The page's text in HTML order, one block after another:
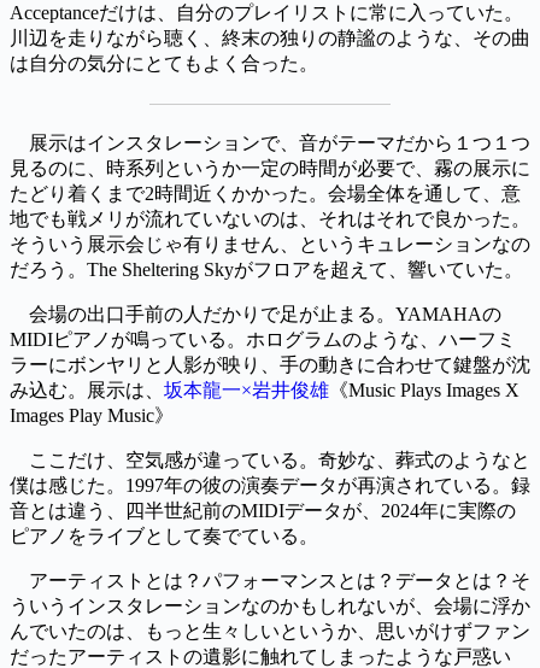
Acceptanceだけは、自分のプレイリストに常に入っていた。
川辺を走りながら聴く、終末の独りの静謐のような、その曲
は自分の気分にとてもよく合った。
展示はインスタレーションで、音がテーマだから１つ１つ
見るのに、時系列というか一定の時間が必要で、霧の展示に
たどり着くまで2時間近くかかった。会場全体を通して、意
地でも戦メリが流れていないのは、それはそれで良かった。
そういう展示会じゃ有りません、というキュレーションなの
だろう。The Sheltering Skyがフロアを超えて、響いていた。
会場の出口手前の人だかりで足が止まる。YAMAHAの
MIDIピアノが鳴っている。ホログラムのような、ハーフミ
ラーにボンヤリと人影が映り、手の動きに合わせて鍵盤が沈
み込む。展示は、 坂本龍一×岩井俊雄 《Music Plays Images X
Images Play Music》
ここだけ、空気感が違っている。奇妙な、葬式のようなと
僕は感じた。1997年の彼の演奏データが再演されている。録
音とは違う、四半世紀前のMIDIデータが、2024年に実際の
ピアノをライブとして奏でている。
アーティストとは？パフォーマンスとは？データとは？そ
ういうインスタレーションなのかもしれないが、会場に浮か
んでいたのは、もっと生々しいというか、思いがけずファン
だったアーティストの遺影に触れてしまったような戸惑い